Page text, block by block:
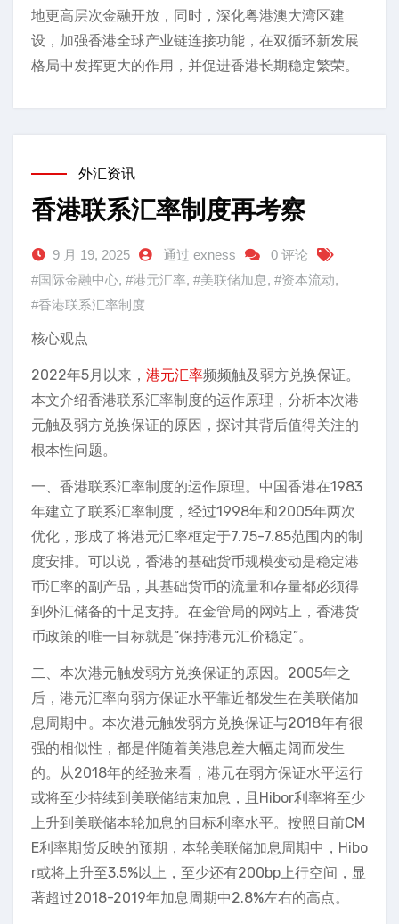
地更高层次金融开放，同时，深化粤港澳大湾区建
设，加强香港全球产业链连接功能，在双循环新发展
格局中发挥更大的作用，并促进香港长期稳定繁荣。
外汇资讯
香港联系汇率制度再考察
9 月 19, 2025 通过 exness
0 评论
#国际金融中心, #港元汇率, #美联储加息, #资本流动,
#香港联系汇率制度
核心观点
2022年5月以来， 港元汇率频频触及弱方兑换保证。
本文介绍香港联系汇率制度的运作原理，分析本次港
元触及弱方兑换保证的原因，探讨其背后值得关注的
根本性问题。
一、香港联系汇率制度的运作原理。中国香港在1983
年建立了联系汇率制度，经过1998年和2005年两次
优化，形成了将港元汇率框定于7.75-7.85范围内的制
度安排。可以说，香港的基础货币规模变动是稳定港
币汇率的副产品，其基础货币的流量和存量都必须得
到外汇储备的十足支持。在金管局的网站上，香港货
币政策的唯一目标就是“保持港元汇价稳定”。
二、本次港元触发弱方兑换保证的原因。2005年之
后，港元汇率向弱方保证水平靠近都发生在美联储加
息周期中。本次港元触发弱方兑换保证与2018年有很
强的相似性，都是伴随着美港息差大幅走阔而发生
的。从2018年的经验来看，港元在弱方保证水平运行
或将至少持续到美联储结束加息，且Hibor利率将至少
上升到美联储本轮加息的目标利率水平。按照目前CM
E利率期货反映的预期，本轮美联储加息周期中，Hibo
r或将上升至3.5%以上，至少还有200bp上行空间，显
著超过2018-2019年加息周期中2.8%左右的高点。